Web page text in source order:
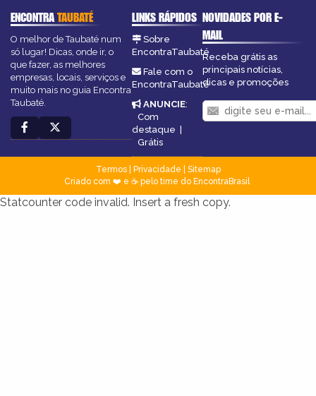
ENCONTRATAUBATÉ
O melhor de Taubaté num
só lugar! Dicas, onde ir, o
que fazer, as melhores
empresas, locais, serviços e
muito mais no guia Encontra
Taubaté.
LINKS RÁPIDOS
Sobre
EncontraTaubaté
Fale com o
EncontraTaubaté
ANUNCIE:
Com
destaque |
Grátis
NOVIDADES POR E-
MAIL
Receba grátis as
principais notícias,
dicas e promoções
Termos| Privacidade
Sitemap
Criado com ❤️ e ☕ pelo time do EncontraBrasil
Statcounter code invalid. Insert a fresh copy.